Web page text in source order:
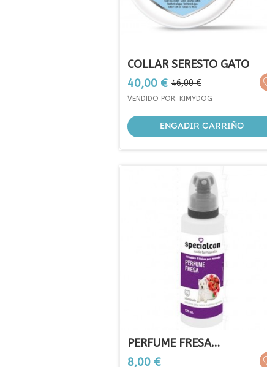
COLLAR SERESTO GATO
Prezo
40,00 € Prezo
base
46,00 €
VENDIDO POR: KIMYDOG
ENGADIR CARRIÑO
PERFUME FRESA
SPECIALCAN...
Prezo
8,00 €